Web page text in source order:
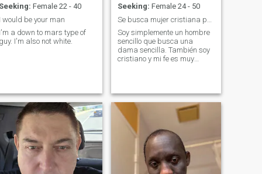
Seeking: Female 22 - 40
I would be your man
I'm a down to mars type of
guy. I'm also not white.
Seeking: Female 24 - 50
Soy simplemente un hombre
sencillo que busca una
dama sencilla. También soy
cristiano y mi fe es muy
cariñosa, cariñosa y leal.
Amo reír